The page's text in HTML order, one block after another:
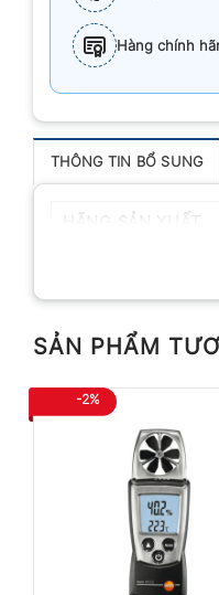
Hàng chính
THÔNG TIN BỔ SUNG
SẢN PHẨM
-2%